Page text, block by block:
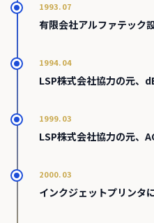
1993.07
有限会社アルファテック
1994.04
LSP株式会社協力の元、
1999.03
LSP株式会社協力の元、
2000.03
インクジェットプリンタ